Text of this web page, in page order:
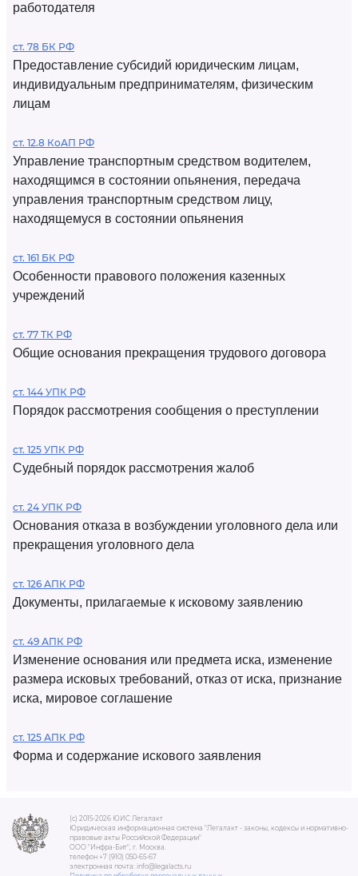
работодателя
ст. 78 БК РФ
Предоставление субсидий юридическим лицам,
индивидуальным предпринимателям, физическим
лицам
ст. 12.8 КоАП РФ
Управление транспортным средством водителем,
находящимся в состоянии опьянения, передача
управления транспортным средством лицу,
находящемуся в состоянии опьянения
ст. 161 БК РФ
Особенности правового положения казенных
учреждений
ст. 77 ТК РФ
Общие основания прекращения трудового договора
ст. 144 УПК РФ
Порядок рассмотрения сообщения о преступлении
ст. 125 УПК РФ
Судебный порядок рассмотрения жалоб
ст. 24 УПК РФ
Основания отказа в возбуждении уголовного дела или
прекращения уголовного дела
ст. 126 АПК РФ
Документы, прилагаемые к исковому заявлению
ст. 49 АПК РФ
Изменение основания или предмета иска, изменение
размера исковых требований, отказ от иска, признание
иска, мировое соглашение
ст. 125 АПК РФ
Форма и содержание искового заявления
(c) 2015-2026 ЮИС Легалакт
Юридическая информационная система "Легалакт - законы, кодексы и нормативно-
правовые акты Российской Федерации"
ООО "Инфра-Бит", г. Москва.
телефон +7 (910) 050-65-67
электронная почта: info@legalacts.ru